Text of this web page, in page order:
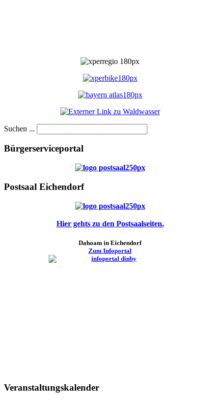
Suchen ...
Bürgerserviceportal
Postsaal Eichendorf
Hier gehts zu den Postsaalseiten.
Dahoam in Eichendorf
Zum Infoportal
Veranstaltungskalender